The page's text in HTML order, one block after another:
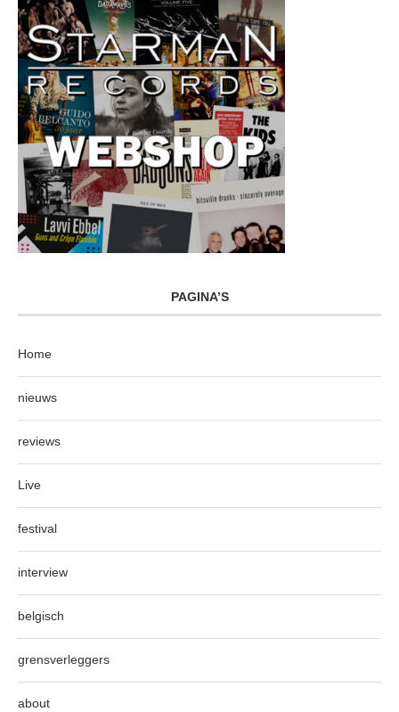
PAGINA’S
Home
nieuws
reviews
Live
festival
interview
belgisch
grensverleggers
about